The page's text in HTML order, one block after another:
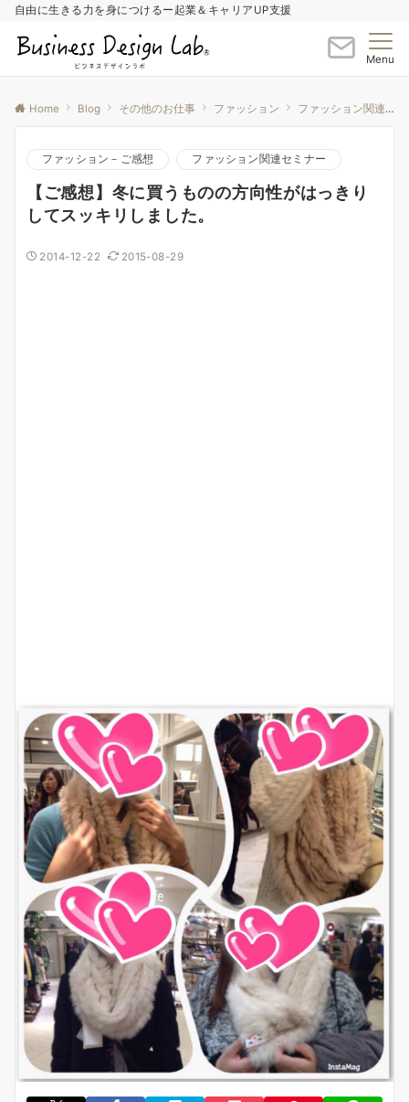
自由に生きる力を身につけるー起業＆キャリアUP支援
Menu
Home Blog その他のお仕事 ファッション ファッション関連セミナー
ファッション－ご感想 ファッション関連セミナー
【ご感想】冬に買うものの方向性がはっきり
してスッキリしました。
2014-12-22 2015-08-29